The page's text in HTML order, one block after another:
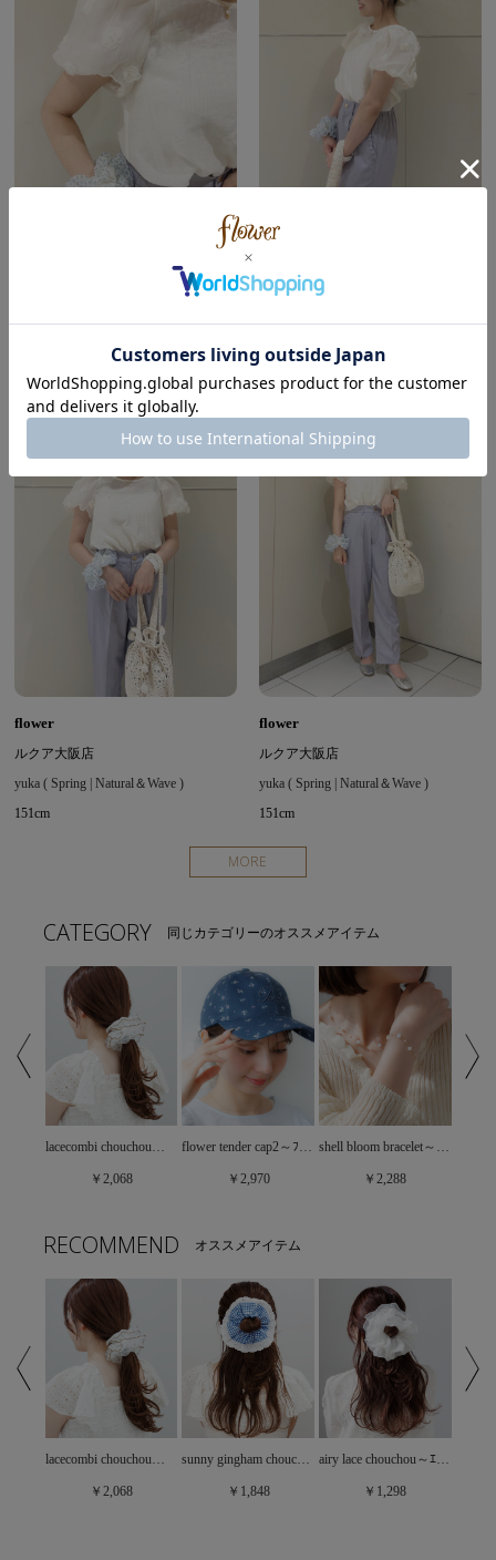
flower
151cm
flower
ルクア大阪店
yuka ( Spring | Natural＆Wave )
151cm
flower
ルクア大阪店
yuka ( Spring | Natural＆Wave )
151cm
MORE
CATEGORY 同じカテゴリーのオススメアイテム
lacecombi chouchou～ﾚｰｽｺﾝﾋﾞｼｭｼｭ
￥2,068
flower tender cap2～ﾌﾗﾜｰﾃﾝﾀﾞｰｷｬｯﾌﾟ2
￥2,970
shell bloom bracelet～ｼｪﾙﾌﾞﾙｰﾑﾌﾞﾚｽﾚｯﾄ
￥2,288
RECOMMEND オススメアイテム
lacecombi chouchou～ﾚｰｽｺﾝﾋﾞｼｭｼｭ
￥2,068
sunny gingham chouchou～ｻﾆｰｷﾞﾝｶﾞﾑｼｭｼｭ
￥1,848
airy lace chouchou～ｴｱﾘｰﾚｰｽｼｭｼｭ
￥1,298